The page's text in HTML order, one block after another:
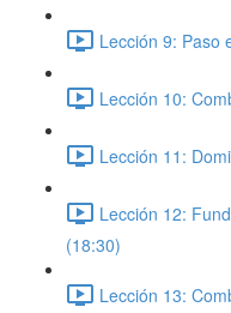
Lección 9: Paso
Lección 10:
Lección 11:
Lección 12:
(18:30)
Lección 13: